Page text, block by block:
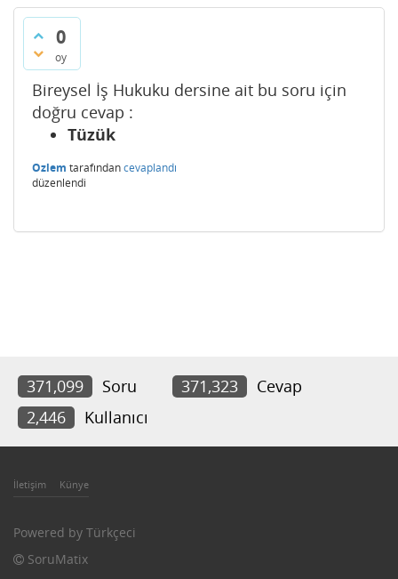
0
oy
Bireysel İş Hukuku dersine ait bu soru için
doğru cevap :
Tüzük
Ozlem tarafındancevaplandı
düzenlendi
371,099 Soru 371,323
Cevap
2,446
Kullanıcı
İletişim Künye
Powered by Türkçeci
SoruMatix